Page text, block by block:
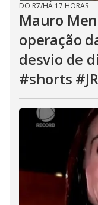
DO R7/HÁ 17 HORAS
Mauro
operação
desvio de
#shorts